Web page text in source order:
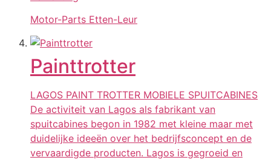
Motor-Parts Etten-Leur
Painttrotter
LAGOS PAINT TROTTER MOBIELE SPUITCABINES
De activiteit van Lagos als fabrikant van
spuitcabines begon in 1982 met kleine maar met
duidelijke ideeën over het bedrijfsconcept en de
vervaardigde producten. Lagos is gegroeid en